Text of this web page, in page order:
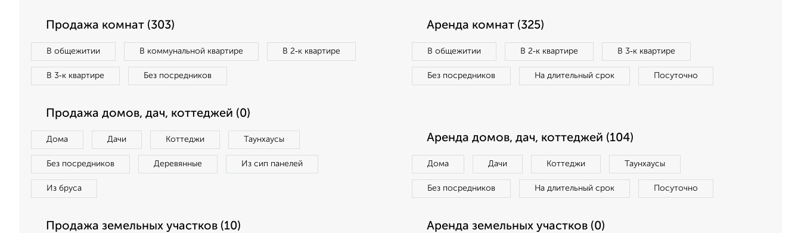
Продажа комнат (303)
В общежитии В коммунальной квартире В 2‑к квартире
В 3‑к квартире Без посредников
Аренда комнат (325)
В общежитии В 2‑к квартире В 3‑к квартире
Без посредников На длительный срок Посуточно
Продажа домов, дач, коттеджей (0)
Дома Дачи Коттеджи Таунхаусы
Без посредников Деревянные Из сип панелей
Из бруса
Аренда домов, дач, коттеджей (104)
Дома Дачи Коттеджи Таунхаусы
Без посредников На длительный срок Посуточно
Продажа земельных участков (10) Аренда земельных участков (0)